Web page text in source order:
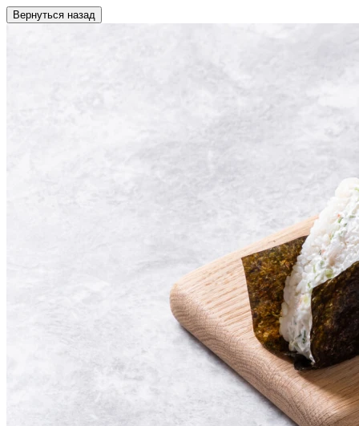
Вернуться назад